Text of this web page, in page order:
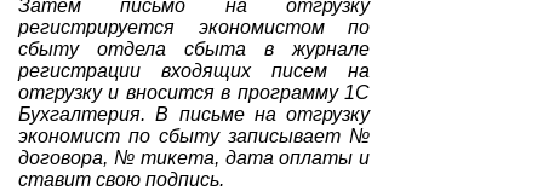
Затем письмо на отгрузку
регистрируется экономистом по
сбыту отдела сбыта в журнале
регистрации входящих писем на
отгрузку и вносится в программу 1С
Бухгалтерия. В письме на отгрузку
экономист по сбыту записывает №
договора, № тикета, дата оплаты и
ставит свою подпись.